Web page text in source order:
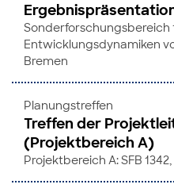
Sonderforschungsbereich
Entwicklungsdynamiken
Bremen
Planungstreffen
Treffen der
(Projektbereich A)
Projektbereich A: SFB